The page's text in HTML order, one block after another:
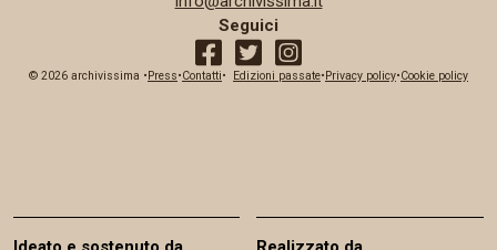
Seguici
facebook
twitterinstagram
© 2026 archivissima • Press•Contatti• Edizioni passate• Privacy policy•Cookie policy